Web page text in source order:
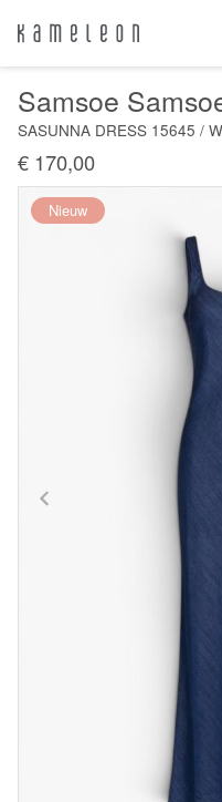
Samsoe
SASUNNA DRESS 15645 /
€ 170,00
Nieuw